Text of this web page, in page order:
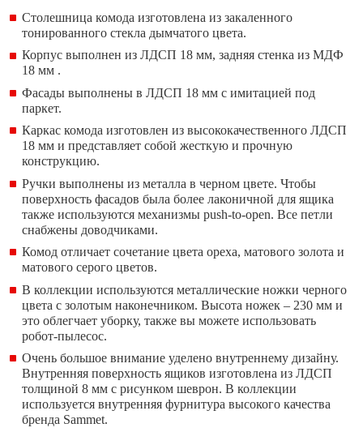
Столешница комода изготовлена из закаленного
тонированного стекла дымчатого цвета.
Корпус выполнен из ЛДСП 18 мм, задняя стенка из МДФ
18 мм .
Фасады выполнены в ЛДСП 18 мм с имитацией под
паркет.
Каркас комода изготовлен из высококачественного ЛДСП
18 мм и представляет собой жесткую и прочную
конструкцию.
Ручки выполнены из металла в черном цвете. Чтобы
поверхность фасадов была более лаконичной для ящика
также используются механизмы push-to-open. Все петли
снабжены доводчиками.
Комод отличает сочетание цвета ореха, матового золота и
матового серого цветов.
В коллекции используются металлические ножки черного
цвета с золотым наконечником. Высота ножек – 230 мм и
это облегчает уборку, также вы можете использовать
робот-пылесос.
Очень большое внимание уделено внутреннему дизайну.
Внутренняя поверхность ящиков изготовлена из ЛДСП
толщиной 8 мм с рисунком шеврон. В коллекции
используется внутренняя фурнитура высокого качества
бренда Sammet.